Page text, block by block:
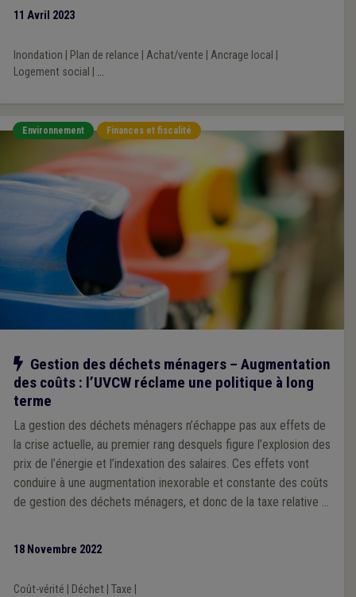
11 Avril 2023
Inondation Plan de relance Achat/vente Ancrage local
Logement social
...
Environnement Finances et fiscalité
Notre action
Gestion des déchets ménagers – Augmentation
des coûts : l’UVCW réclame une politique à long
terme
La gestion des déchets ménagers n’échappe pas aux effets de
la crise actuelle, au premier rang desquels figure l’explosion des
prix de l’énergie et l’indexation des salaires. Ces effets vont
conduire à une augmentation inexorable et constante des coûts
de gestion des déchets ménagers, et donc de la taxe relative à
18 Novembre 2022
Coût-vérité Déchet| Taxe